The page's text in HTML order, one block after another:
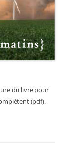
du livre pour
(pdf).